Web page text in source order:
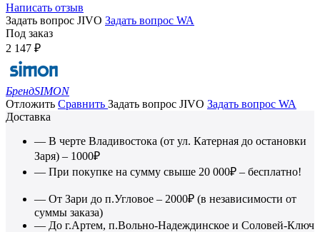
Написать отзыв
Задать вопрос JIVO Задать вопрос WA
Под заказ
2 147 ₽
БрендSIMON
Отложить Сравнить Задать вопрос JIVO Задать вопрос WA
Доставка
— В черте Владивостока (от ул. Катерная до остановки
Заря) – 1000₽
— При покупке на сумму свыше 20 000₽ – бесплатно!
— От Зари до п.Угловое – 2000₽ (в независимости от
суммы заказа)
— До г.Артем, п.Вольно-Надеждинское и Соловей-Ключ